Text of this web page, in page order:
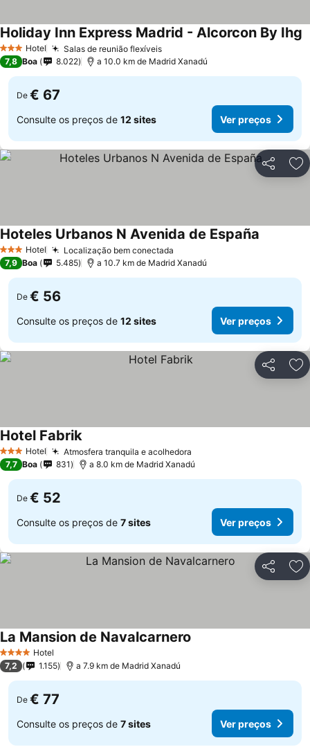
3 EstrelasHotel Salas de reunião flexíveis
Holiday Inn Express Madrid - Alcorcon By Ihg
7,8 Boa 8.022 a 10.0 km de Madrid Xanadú
De € 67
Consulte os preços de 12 sites Ver preços
Partilhar
3 EstrelasHotel Localização bem conectada
Hoteles Urbanos N Avenida de España
7,9 Boa 5.485 a 10.7 km de Madrid Xanadú
De € 56
Consulte os preços de 12 sites Ver preços
Partilhar
3 EstrelasHotel Atmosfera tranquila e acolhedora
Hotel Fabrik
7,7 Boa 831 a 8.0 km de Madrid Xanadú
De € 52
Consulte os preços de 7 sites Ver preços
Partilhar
4 EstrelasHotel
La Mansion de Navalcarnero
7,2 1.155 a 7.9 km de Madrid Xanadú
De € 77
Consulte os preços de 7 sites Ver preços